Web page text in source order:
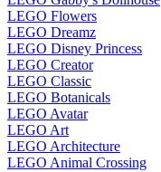
LEGO Flowers
LEGO Dreamz
LEGO Disney Princess
LEGO Creator
LEGO Classic
LEGO Botanicals
LEGO Avatar
LEGO Art
LEGO Architecture
LEGO Animal Crossing